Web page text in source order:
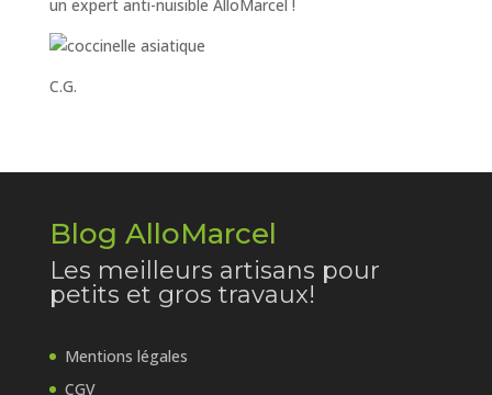
un expert anti-nuisible AlloMarcel !
C.G.
Blog AlloMarcel
Les meilleurs artisans pour
petits et gros travaux!
Mentions légales
CGV